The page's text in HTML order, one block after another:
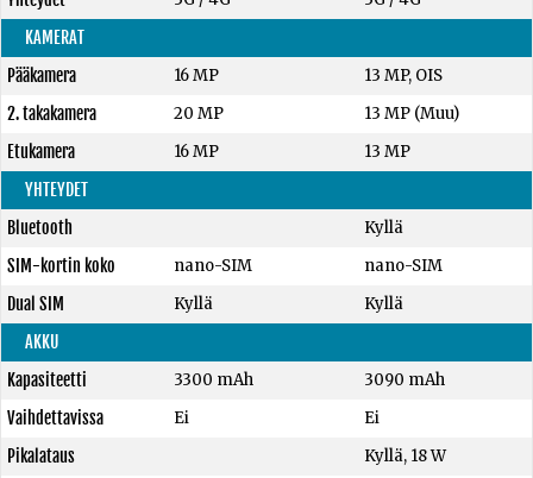
KAMERAT
Pääkamera
16 MP
13 MP, OIS
2. takakamera
20 MP
13 MP (Muu)
Etukamera
16 MP
13 MP
YHTEYDET
Bluetooth
Kyllä
SIM-kortin koko
nano-SIM
nano-SIM
Dual SIM
Kyllä
Kyllä
AKKU
Kapasiteetti
3300 mAh
3090 mAh
Vaihdettavissa
Ei
Ei
Pikalataus
Kyllä, 18 W